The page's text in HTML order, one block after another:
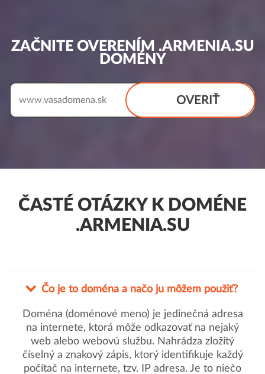
ZAČNITE OVERENÍM .ARMENIA.SU
DOMÉNY
OVERIŤ
www.
ČASTÉ OTÁZKY K DOMÉNE
.ARMENIA.SU
Čo je to doména a načo ju môžem použiť?
Doména (doménové meno) je jedinečná adresa
na internete, ktorá môže odkazovať na nejaký
web alebo webovú službu. Nahrádza zložitý
číselný a znakový zápis, ktorý identifikuje každý
počítač na internete, tzv. IP adresa. Je to niečo